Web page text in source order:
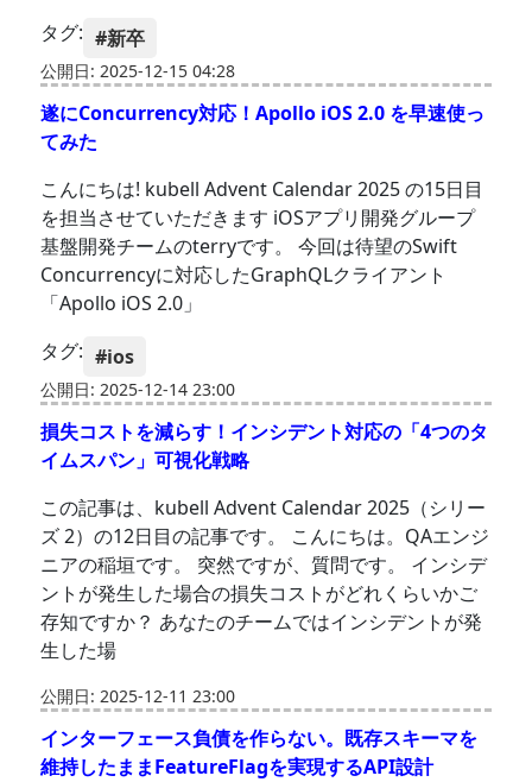
タグ: #新卒
公開日: 2025-12-15 04:28
遂にConcurrency対応！Apollo iOS 2.0 を早速使っ
てみた
こんにちは! kubell Advent Calendar 2025 の15日目
を担当させていただきます iOSアプリ開発グループ
基盤開発チームのterryです。 今回は待望のSwift
Concurrencyに対応したGraphQLクライアント
「Apollo iOS 2.0」
タグ: #ios
公開日: 2025-12-14 23:00
損失コストを減らす！インシデント対応の「4つのタ
イムスパン」可視化戦略
この記事は、kubell Advent Calendar 2025（シリー
ズ 2）の12日目の記事です。 こんにちは。QAエンジ
ニアの稲垣です。 突然ですが、質問です。 インシデ
ントが発生した場合の損失コストがどれくらいかご
存知ですか？ あなたのチームではインシデントが発
生した場
公開日: 2025-12-11 23:00
インターフェース負債を作らない。既存スキーマを
維持したままFeatureFlagを実現するAPI設計